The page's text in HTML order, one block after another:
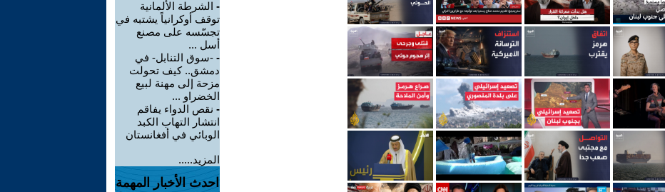
- الشرطة الألمانية
توقف أوكرانياً يشتبه في
تجسّسه على مصنع
أسل ...
- -سوق التنابل- في
دمشق.. كيف تحولت
مزحة إلى مهنة لبيع
الخضراو ...
- نقص الدواء يفاقم
انتشار التهاب الكبد
الوبائي في أفغانستان
المزيد.....
احدث الأخبار المهمة